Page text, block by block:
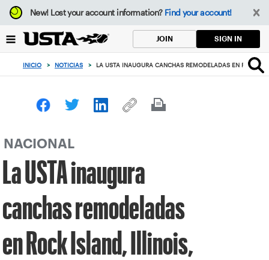
Enfoque
desde
botón
volver
principio
New!Lost your account information? Find your account!
JOIN SIGN IN
INICIO > NOTICIAS > LA USTA INAUGURA CANCHAS REMODELADAS EN ROCK
NACIONAL
La USTA inaugura
canchas remodeladas
en Rock Island, Illinois,